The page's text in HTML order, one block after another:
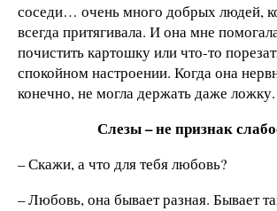
соседи… очень много добрых людей,
всегда притягивала. И она мне
почистить картошку или что-то
спокойном настроении. Когда она
конечно, не могла держать даже ложку.
Слезы– не признак
– Скажи, а что для тебя любовь?
– Любовь, она бывает разная. Бывает